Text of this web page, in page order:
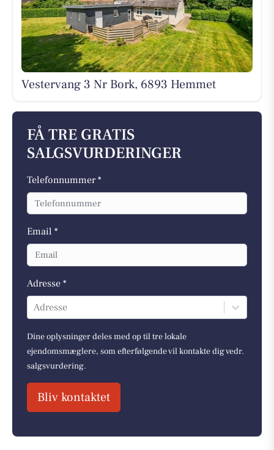
Vestervang 3 Nr Bork, 6893 Hemmet
FÅ TRE GRATIS
SALGSVURDERINGER
Telefonnummer *
Email *
Adresse *
Adresse
Dine oplysninger deles med op til tre lokale
ejendomsmæglere, som efterfølgende vil kontakte dig vedr.
salgsvurdering.
Bliv kontaktet